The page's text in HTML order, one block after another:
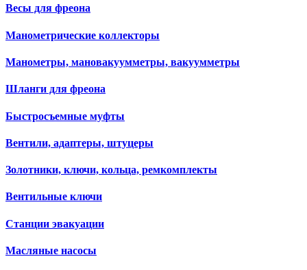
Весы для фреона
Манометрические коллекторы
Манометры, мановакуумметры, вакуумметры
Шланги для фреона
Быстросъемные муфты
Вентили, адаптеры, штуцеры
Золотники, ключи, кольца, ремкомплекты
Вентильные ключи
Станции эвакуации
Масляные насосы